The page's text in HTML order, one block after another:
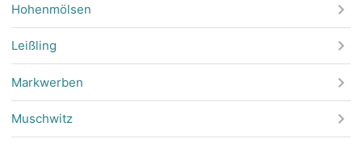
Hohenmölsen
Leißling
Markwerben
Muschwitz